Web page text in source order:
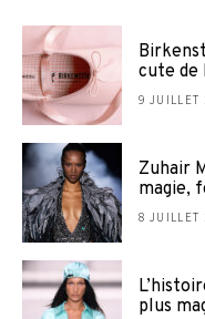
cute de
9 JUILLET
Zuhair
magie,
8 JUILLET
plus